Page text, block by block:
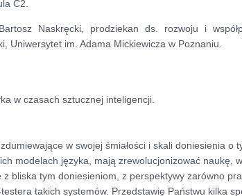
C2.
Naskręcki, prodziekan ds. rozwoju i
Uniwersytet im. Adama Mickiewicza w Poznaniu.
w czasach sztucznej inteligencji.
w swojej śmiałości i skali doniesienia o
modelach języka, mają zrewolucjonizować naukę,
z bliska tym doniesieniom, z perspektywy zarówno
takich systemów. Przedstawię Państwu kilka